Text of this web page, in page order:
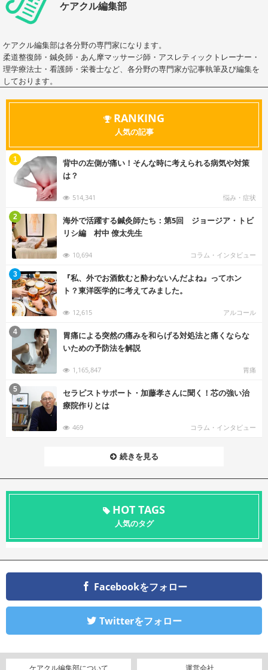
ケアクル編集部
ケアクル編集部は各分野の専門家になります。
柔道整復師・鍼灸師・あん摩マッサージ師・アスレティックトレーナー・
理学療法士・看護師・栄養士など、各分野の専門家が記事執筆及び編集を
しております。
RANKING
人気の記事
背中の左側が痛い！そんな時に考えられる病気や対策
は？
514,341 悩み・症状
1
海外で活躍する鍼灸師たち：第5回 ジョージア・トビ
リシ編 村中 僚太先生
10,694 コラム・インタビュー
2
『私、外でお酒飲むと酔わないんだよね』ってホン
ト？東洋医学的に考えてみました。
12,615 アルコール
3
胃痛による突然の痛みを和らげる対処法と痛くならな
いための予防法を解説
1,165,847 胃痛
4
セラピストサポート・加藤孝さんに聞く！芯の強い治
療院作りとは
469 コラム・インタビュー
5
続きを見る
HOT TAGS
人気のタグ
Facebookをフォロー
Twitterをフォロー
ケアクル編集部について 運営会社